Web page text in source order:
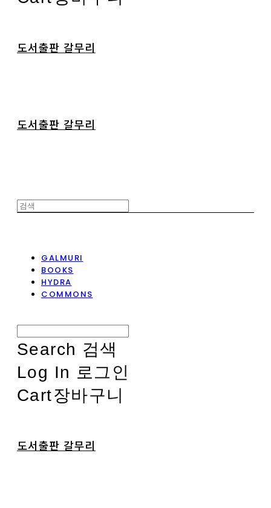
도서출판 갈무리
도서출판 갈무리
GALMURI
BOOKS
HYDRA
COMMONS
Search 검색
Log In 로그인
Cart장바구니
도서출판 갈무리